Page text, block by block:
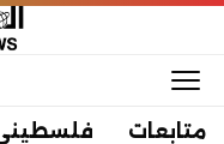
متابعات